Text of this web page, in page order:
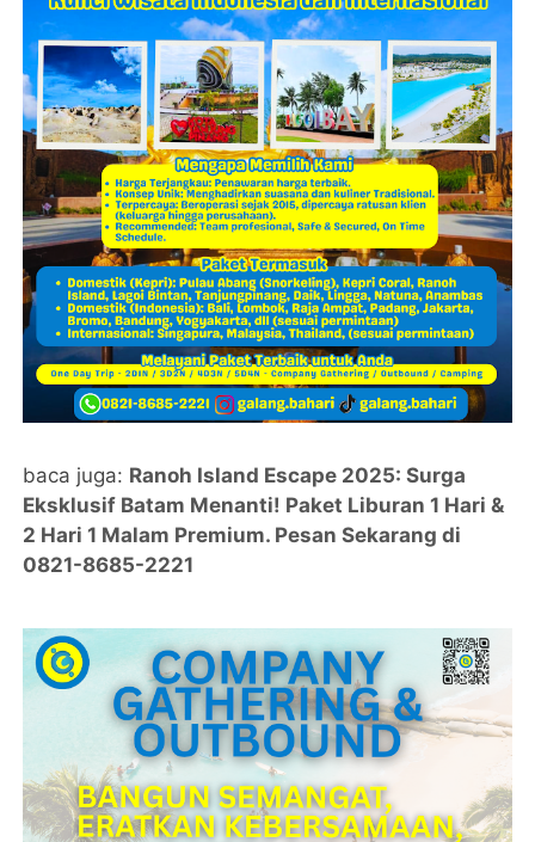
baca juga: Ranoh Island Escape 2025: Surga
Eksklusif Batam Menanti! Paket Liburan 1 Hari &
2 Hari 1 Malam Premium. Pesan Sekarang di
0821-8685-2221